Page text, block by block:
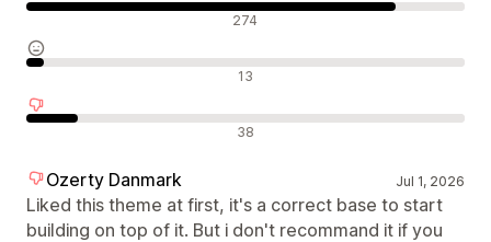
274
13
38
Ozerty Danmark Jul 1, 2026
Liked this theme at first, it's a correct base to start
building on top of it. But i don't recommand it if you